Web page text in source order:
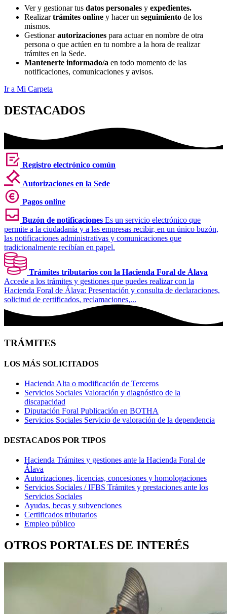
Ver y gestionar tus datos personales y expedientes.
Realizartrámites online y hacer un seguimiento de los
mismos.
Gestionarautorizaciones para actuar en nombre de otra
persona o que actúen en tu nombre a la hora de realizar
trámites en la Sede.
Mantenerte informado/a en todo momento de las
notificaciones, comunicaciones y avisos.
Ir a Mi Carpeta
DESTACADOS
Registro electrónico común
Autorizaciones en la Sede
Pagos online
Buzón de notificaciones Es un servicio electrónico que
permite a la ciudadanía y a las empresas recibir, en un único buzón,
las notificaciones administrativas y comunicaciones que
tradicionalmente recibían en papel.
Trámites tributarios con la Hacienda Foral de Álava
Accede a los trámites y gestiones que puedes realizar con la
Hacienda Foral de Álava: Presentación y consulta de declaraciones,
solicitud de certificados, reclamaciones,...
TRÁMITES
LOS MÁS SOLICITADOS
HaciendaAlta o modificación de Terceros
Servicios Sociales Valoración y diagnóstico de la
discapacidad
Diputación Foral Publicación en BOTHA
Servicios Sociales Servicio de valoración de la dependencia
DESTACADOS POR TIPOS
Hacienda Trámites y gestiones ante la Hacienda Foral de
Álava
Autorizaciones, licencias, concesiones y homologaciones
Servicios Sociales / IFBS Trámites y prestaciones ante los
Servicios Sociales
Ayudas, becas y subvenciones
Certificados tributarios
Empleo público
OTROS PORTALES DE INTERÉS